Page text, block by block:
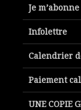
Je
Infolettre
Calendrier
Paiement
UNE COPIE